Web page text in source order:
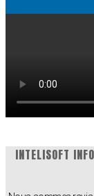
INTELISOFT